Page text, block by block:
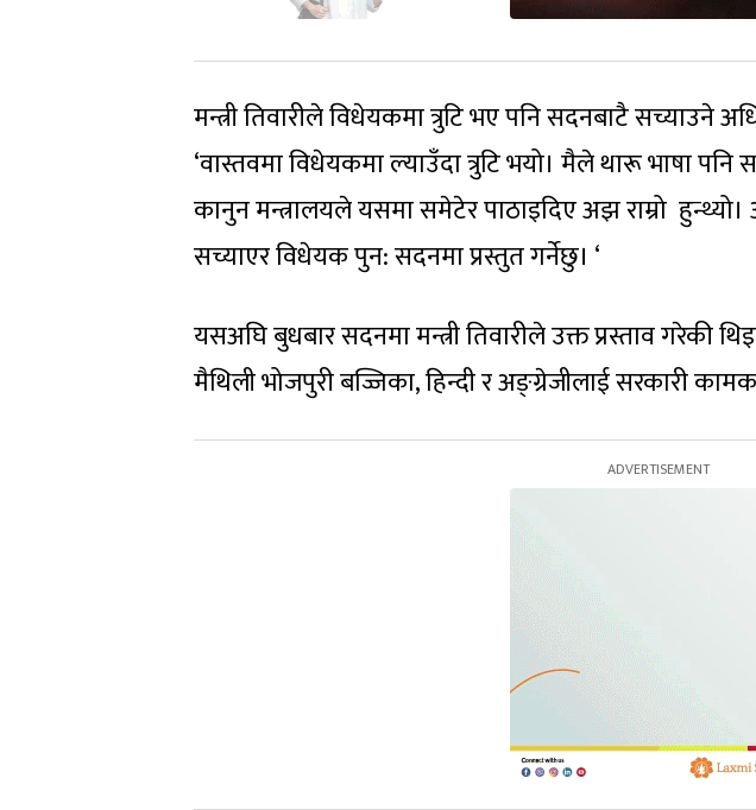
मन्त्री तिवारीले विधेयकमा त्रुटि भए पनि सदनबाटै सच्याउने
‘वास्तवमा विधेयकमा ल्‍याउँदा त्रुटि भयो। मैले थारू भाषा
कानुन मन्त्रालयले यसमा समेटेर पाठाइदिए अझ राम्रो
सच्याएर विधेयक पुन: सदनमा प्रस्तुत गर्नेछु। ‘
यसअघि बुधबार सदनमा मन्त्री तिवारीले उक्त प्रस्ताव गरेकी
मैथिली भोजपुरी बज्जिका, हिन्दी र अङ्ग्रेजीलाई सरकारी